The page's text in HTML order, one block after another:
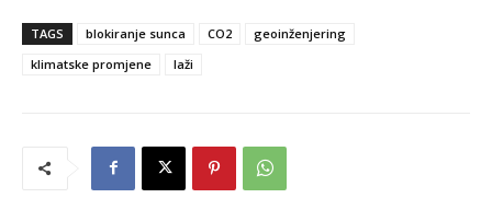
TAGS blokiranje sunca CO2
geoinženjering
klimatske promjene
laži